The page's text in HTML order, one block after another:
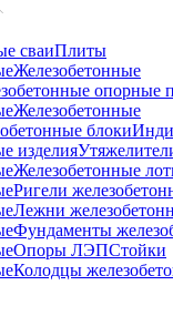
сваиПлиты
Железобетонные
опорные
Железобетонные
блоки
изделия
Железобетонные
Ригели
Лежни
Фундаменты
Опоры ЛЭПСтойки
Колодцы